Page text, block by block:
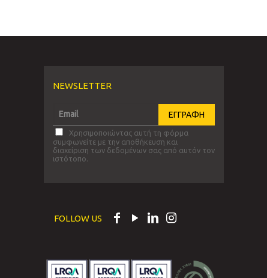
NEWSLETTER
Χρησιμοποιώντας αυτή τη φόρμα
συμφωνείτε με την αποθήκευση και
διαχείριση των δεδομένων σας από αυτόν τον
ιστότοπο.
FOLLOW US